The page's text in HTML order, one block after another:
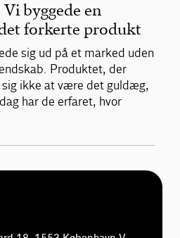
byggede en
forkerte produkt
sig ud på et marked uden
Produktet, der
ikke at være det guldæg,
har de erfaret, hvor